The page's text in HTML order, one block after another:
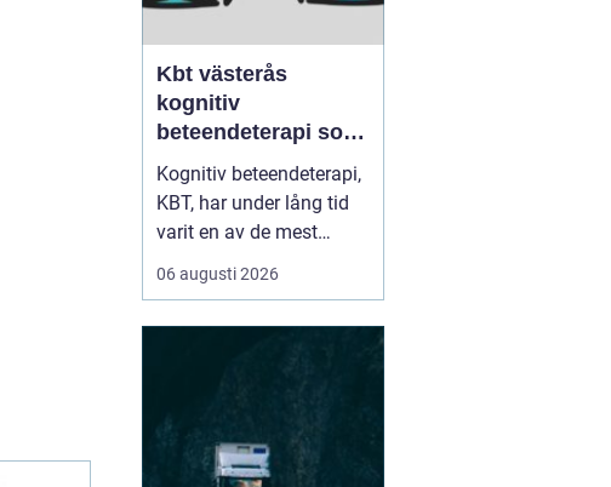
Kbt västerås
kognitiv
beteendeterapi som
skapar hållbar
förändring
Kognitiv beteendeterapi,
KBT, har under lång tid
varit en av de mest
välstuderade
terapiformerna inom
förstå hur behandlingen
06 augusti 2026